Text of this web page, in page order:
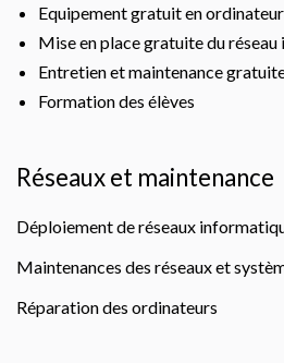
Equipement gratuit en
Mise en place gratuite du
Entretien et maintenance
Formation des élèves
Réseaux et maintenance
Déploiement de réseaux
Maintenances des réseaux et
Réparation des ordinateurs